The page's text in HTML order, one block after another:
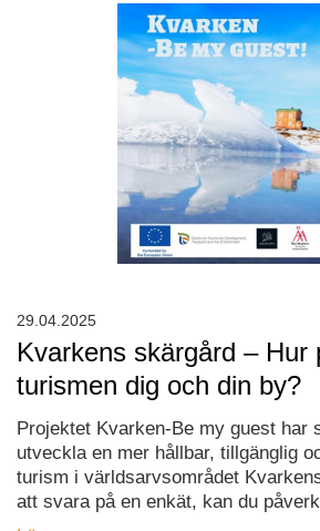
Kvarkens skärgård – Hur
turismen dig och din by?
Projektet Kvarken-Be my guest har
utveckla en mer hållbar, tillgänglig
turism i världsarvsområdet
att svara på en enkät, kan du
29.04.2025